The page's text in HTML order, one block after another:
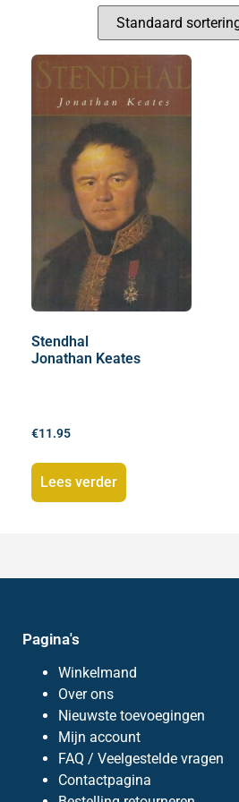
Stendhal
Jonathan Keates
€11.95
Lees verder
Pagina's
Winkelmand
Over ons
Nieuwste toevoegingen
Mijn account
FAQ / Veelgestelde vragen
Contactpagina